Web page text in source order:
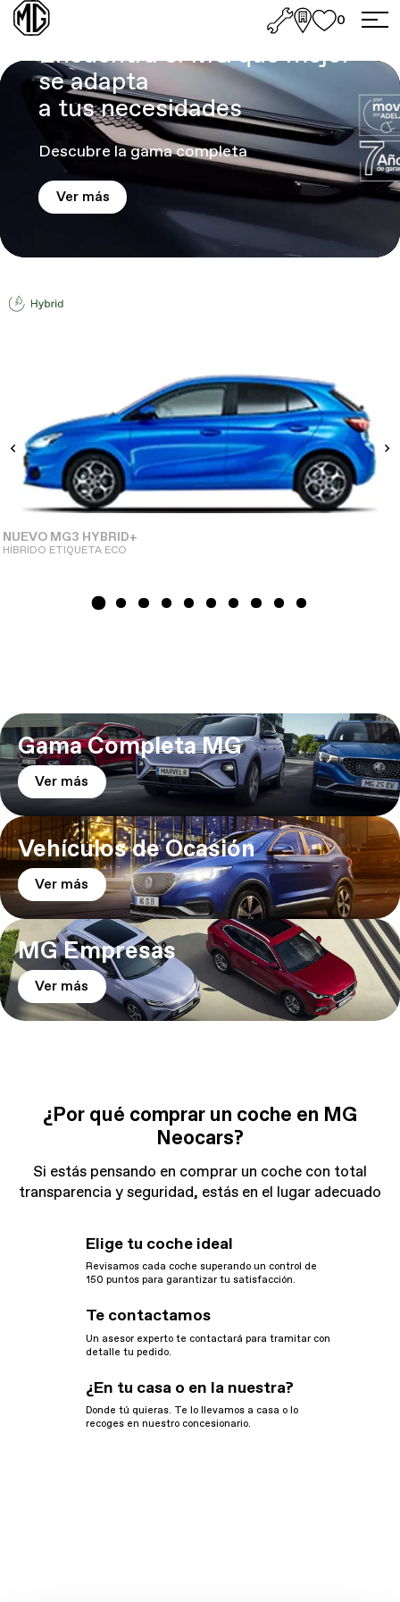
0
MG Neocars
Encuentra el MG que mejor
se adapta
a tus necesidades
Descubre la gama completa
Ver más
NUEVO MG3 HYBRID+
HÍBRIDO ETIQUETA ECO
Gama Completa MG
Ver más
Vehículos de Ocasión
Ver más
MG Empresas
Ver más
¿Por qué comprar un coche en MG
Neocars?
Si estás pensando en comprar un coche con total
transparencia y seguridad, estás en el lugar adecuado
Elige tu coche ideal
Revisamos cada coche superando un control de
150 puntos para garantizar tu satisfacción.
Te contactamos
Un asesor experto te contactará para tramitar con
detalle tu pedido.
¿En tu casa o en la nuestra?
Donde tú quieras. Te lo llevamos a casa o lo
recoges en nuestro concesionario.